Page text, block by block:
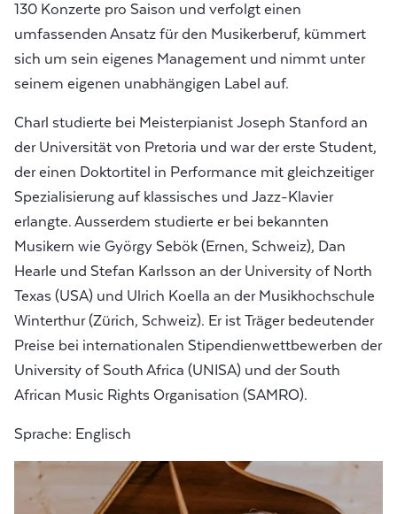
130 Konzerte pro Saison und verfolgt einen
umfassenden Ansatz für den Musikerberuf, kümmert
sich um sein eigenes Management und nimmt unter
seinem eigenen unabhängigen Label auf.
Charl studierte bei Meisterpianist Joseph Stanford an
der Universität von Pretoria und war der erste Student,
der einen Doktortitel in Performance mit gleichzeitiger
Spezialisierung auf klassisches und Jazz-Klavier
erlangte. Ausserdem studierte er bei bekannten
Musikern wie György Sebök (Ernen, Schweiz), Dan
Hearle und Stefan Karlsson an der University of North
Texas (USA) und Ulrich Koella an der Musikhochschule
Winterthur (Zürich, Schweiz). Er ist Träger bedeutender
Preise bei internationalen Stipendienwettbewerben der
University of South Africa (UNISA) und der South
African Music Rights Organisation (SAMRO).
Sprache: Englisch